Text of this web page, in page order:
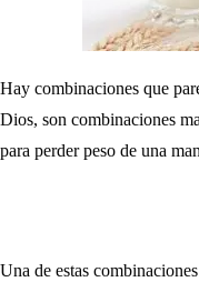
Hay combinaciones que
Dios, son combinaciones
para perder peso de una
Una de estas